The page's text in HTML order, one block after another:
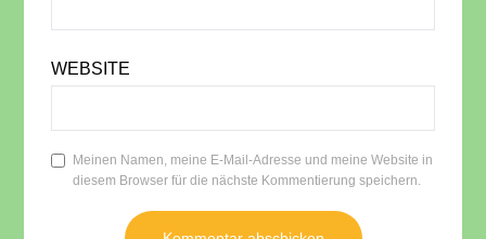
WEBSITE
Meinen Namen, meine E-Mail-Adresse und meine Website in
diesem Browser für die nächste Kommentierung speichern.